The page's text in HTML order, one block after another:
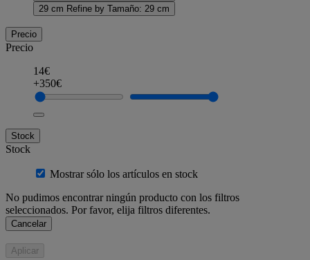
29 cm Refine by Tamaño: 29 cm
Precio
Precio
14€
+350€
Stock
Stock
Mostrar sólo los artículos en stock
No pudimos encontrar ningún producto con los filtros
seleccionados. Por favor, elija filtros diferentes.
Cancelar
Aplicar